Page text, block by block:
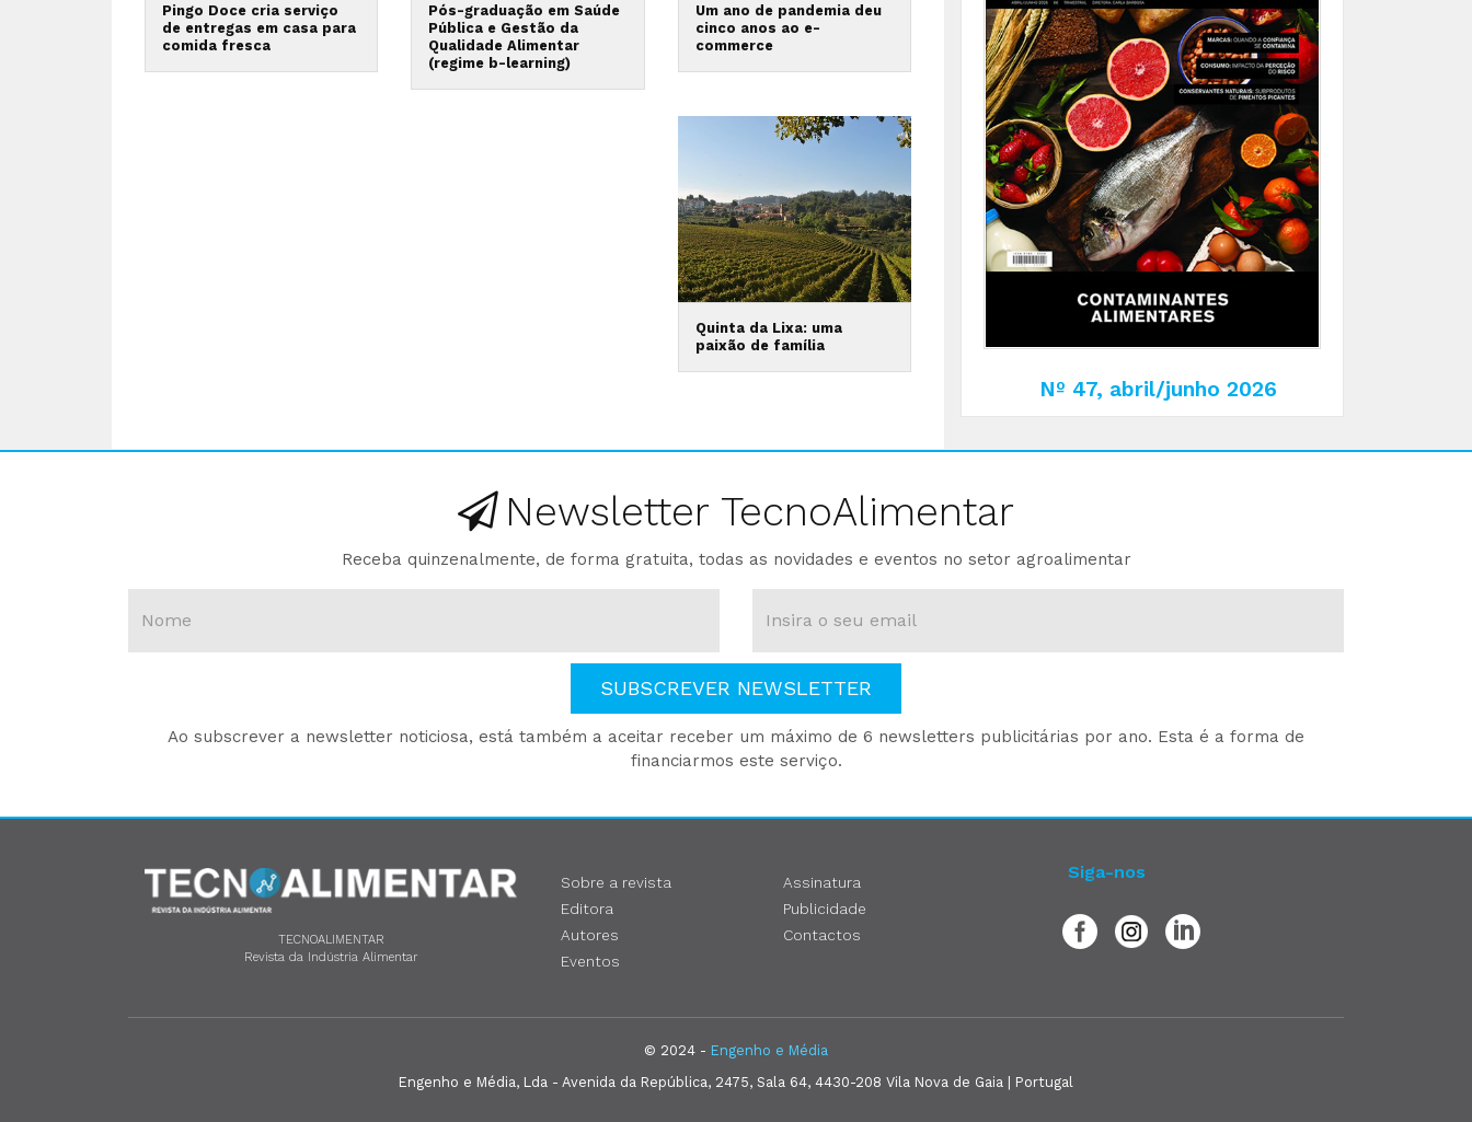
Pingo Doce cria serviço
de entregas em casa para
comida fresca
Pós-graduação em Saúde
Pública e Gestão da
Qualidade Alimentar
(regime b-learning)
Um ano de pandemia deu
cinco anos ao e-
commerce
Quinta da Lixa: uma
paixão de família
Nº 47, abril/junho 2026
Newsletter TecnoAlimentar
Receba quinzenalmente, de forma gratuita, todas as novidades e eventos no setor agroalimentar
SUBSCREVER NEWSLETTER
Ao subscrever a newsletter noticiosa, está também a aceitar receber um máximo de 6 newsletters publicitárias por ano. Esta é a forma de
financiarmos este serviço.
TECNOALIMENTAR
Revista da Indústria Alimentar
Sobre a revista
Editora
Autores
Eventos
Assinatura
Publicidade
Contactos
Siga-nos
© 2024 - Engenho e Média
Engenho e Média, Lda - Avenida da República, 2475, Sala 64, 4430-208 Vila Nova de Gaia | Portugal